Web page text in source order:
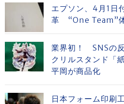
エプソン、4月1日
革 “One Team”
業界初！ SNSの
クリルスタンド「
平岡が商品化
日本フォーム印